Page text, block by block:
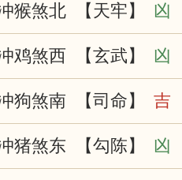
猴煞北 【天牢】 凶
鸡煞西 【玄武】 凶
狗煞南 【司命】 吉
猪煞东 【勾陈】 凶